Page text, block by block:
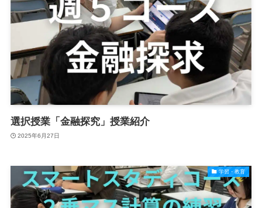
選択授業「金融探究」授業紹介
2025年6月27日
学習・教育